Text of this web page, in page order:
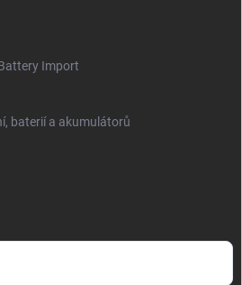
Import
baterií a akumulátorů